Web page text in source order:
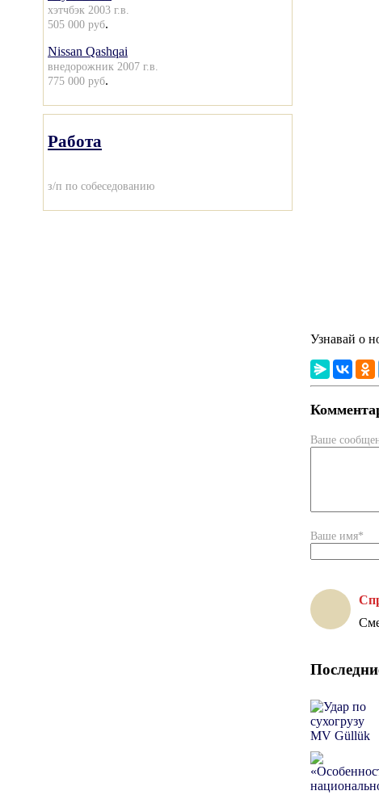
хэтчбэк 2003 г.в.
505 000 руб.
Nissan Qashqai
внедорожник 2007 г.в.
775 000 руб.
Работа
з/п по собеседованию
Узнавай о
Ваше
Ваше имя*